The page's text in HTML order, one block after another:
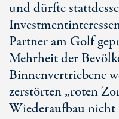
und dürfte
Partner am Golf
Mehrheit der
Binnenvertriebene
zerstörten „roten
Wiederaufbau